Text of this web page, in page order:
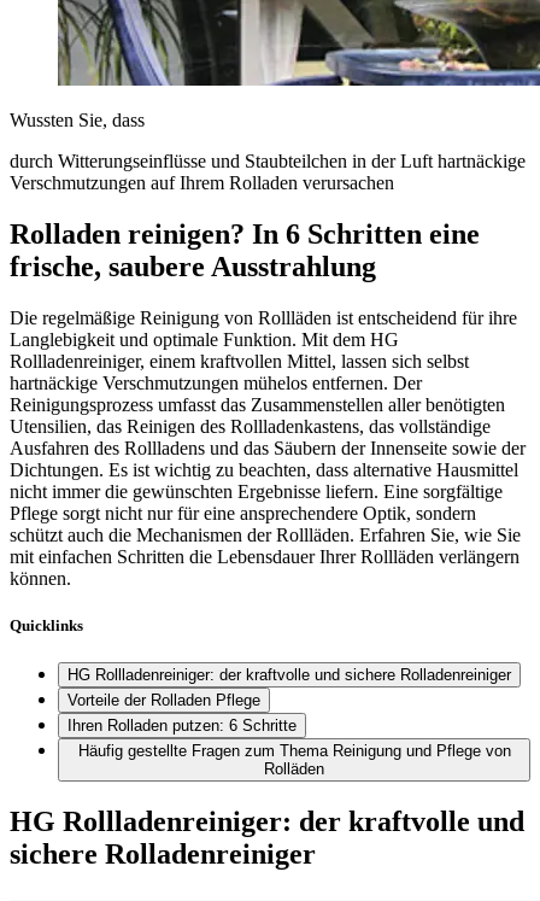
Wussten Sie, dass
durch Witterungseinflüsse und Staubteilchen in der Luft hartnäckige
Verschmutzungen auf Ihrem Rolladen verursachen
Rolladen reinigen? In 6 Schritten eine
frische, saubere Ausstrahlung
Die regelmäßige Reinigung von Rollläden ist entscheidend für ihre
Langlebigkeit und optimale Funktion. Mit dem HG
Rollladenreiniger, einem kraftvollen Mittel, lassen sich selbst
hartnäckige Verschmutzungen mühelos entfernen. Der
Reinigungsprozess umfasst das Zusammenstellen aller benötigten
Utensilien, das Reinigen des Rollladenkastens, das vollständige
Ausfahren des Rollladens und das Säubern der Innenseite sowie der
Dichtungen. Es ist wichtig zu beachten, dass alternative Hausmittel
nicht immer die gewünschten Ergebnisse liefern. Eine sorgfältige
Pflege sorgt nicht nur für eine ansprechendere Optik, sondern
schützt auch die Mechanismen der Rollläden. Erfahren Sie, wie Sie
mit einfachen Schritten die Lebensdauer Ihrer Rollläden verlängern
können.
Quicklinks
HG Rollladenreiniger: der kraftvolle und sichere Rolladenreiniger
Vorteile der Rolladen Pflege
Ihren Rolladen putzen: 6 Schritte
Häufig gestellte Fragen zum Thema Reinigung und Pflege von
Rolläden
HG Rollladenreiniger: der kraftvolle und
sichere Rolladenreiniger